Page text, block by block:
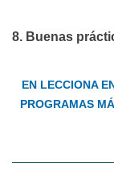
8. Buenas
EN LECCIONA
PROGRAMAS